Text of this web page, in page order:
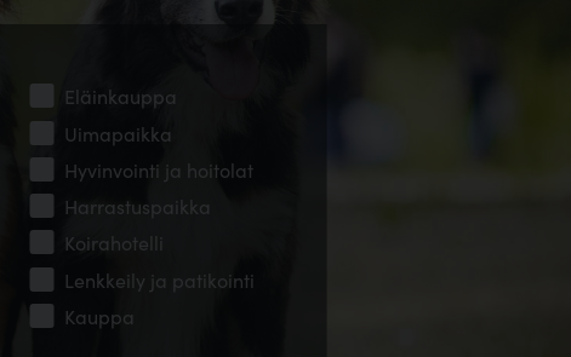
Eläinkauppa
Uimapaikka
Hyvinvointi ja hoitolat
Harrastuspaikka
Koirahotelli
Lenkkeily ja patikointi
Kauppa